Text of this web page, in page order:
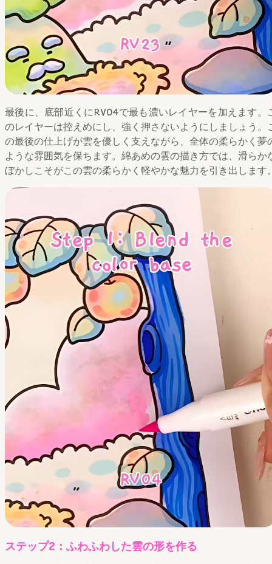
最後に、底部近くにRV04で最も濃いレイヤーを加えます。
のレイヤーは控えめにし、強く押さないようにしましょう。
の最後の仕上げが雲を優しく支えながら、全体の柔らかく夢
ような雰囲気を保ちます。綿あめの雲の描き方では、滑らか
ぼかしこそがこの雲の柔らかく軽やかな魅力を引き出します
ステップ2：ふわふわした雲の形を作る